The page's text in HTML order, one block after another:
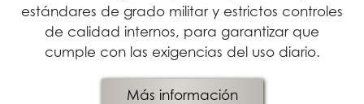
estándares de grado militar y estrictos controles
de calidad internos, para garantizar que
cumple con las exigencias del uso diario.
Más información